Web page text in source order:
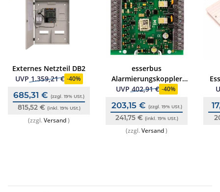
Externes Netzteil DB2
UVP 1.359,21 € -40%
685,31 € (zzgl. 19% USt.)
815,52 € (inkl. 19% USt.)
(zzgl.Versand)
esserbus
Alarmierungskoppler
Typ 4MG2R
UVP 402,91 € -40%
203,15 € (zzgl. 19% USt.)
241,75 € (inkl. 19% USt.)
(zzgl.Versand)